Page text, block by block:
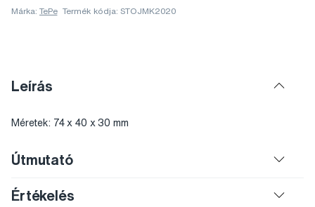
Márka:TePe Termék kódja: STOJMK2020
Leírás
Méretek: 74 x 40 x 30 mm
Útmutató
Értékelés